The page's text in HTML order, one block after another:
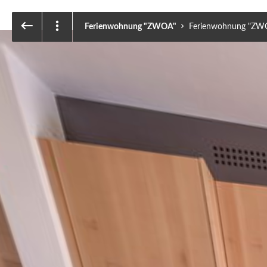
Ferienwohnung "ZWOA" Ferienwohnung
Ferienwohnung "ZWOA"
Corridoio
Ferienwohnung "UANS"
Appartamento "UANS"
Schlafzimmer
Camera da letto
Badezimmer
Bagno
Eingangsbereich
Ingresso
Ferienwohnung "ZWOA"
Appartamento "ZWOA"